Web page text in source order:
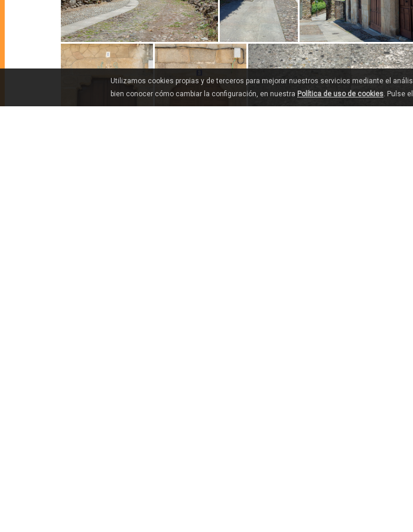
Utilizamos cookies propias y de terceros para mejorar nuestros servicios mediante el
bien conocer cómo cambiar la configuración, en nuestra Política de uso de cookies. Pulse